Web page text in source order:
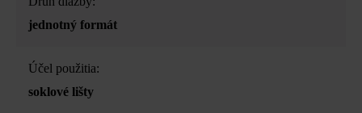
jednotný formát
Účel použitia:
soklové lišty